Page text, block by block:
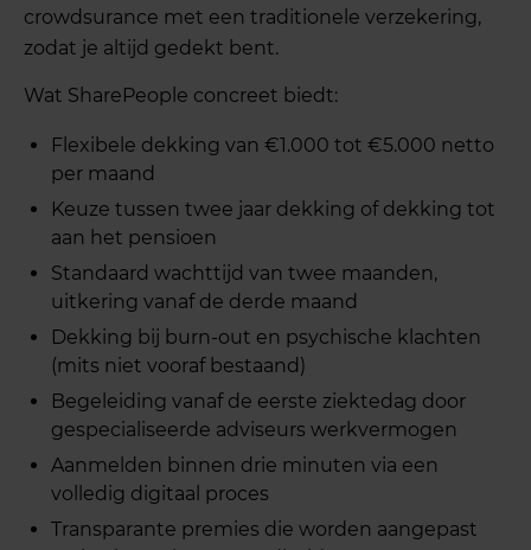
crowdsurance met een traditionele verzekering,
zodat je altijd gedekt bent.
Wat SharePeople concreet biedt:
Flexibele dekking van €1.000 tot €5.000 netto
per maand
Keuze tussen twee jaar dekking of dekking tot
aan het pensioen
Standaard wachttijd van twee maanden,
uitkering vanaf de derde maand
Dekking bij burn-out en psychische klachten
(mits niet vooraf bestaand)
Begeleiding vanaf de eerste ziektedag door
gespecialiseerde adviseurs werkvermogen
Aanmelden binnen drie minuten via een
volledig digitaal proces
Transparante premies die worden aangepast